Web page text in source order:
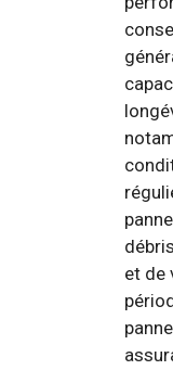
et de